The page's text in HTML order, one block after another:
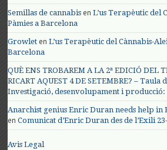
Semillas de cannabis enL’us Terapèutic del
Pàmies a Barcelona
Growlet enL’us Terapèutic del Cànnabis-
Barcelona
QUÈ ENS TROBAREM A LA 2ª EDICIÓ DEL
RICART AQUEST 4 DE SETEMBRE? – Taula
Investigació, desenvolupament i producció:
Anarchist genius Enric Duran needs help in
enComunicat d’Enric Duran des de l’Exili
Avis Legal